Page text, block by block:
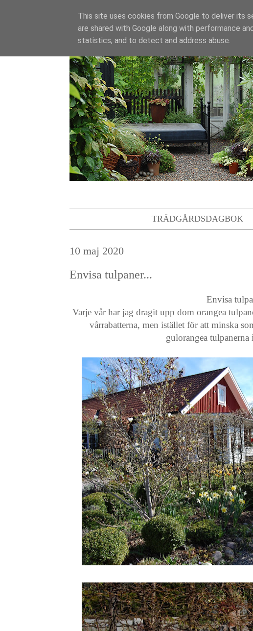
TRÄDGÅRDSDAGBOK
10 maj 2020
Envisa tulpaner...
Envisa
Varje vår har jag dragit upp dom orangea
vårrabatterna, men istället för att minska
gulorangea tulpanerna
This site uses cookies from Google to deliver its
are shared with Google along with performance
statistics, and to detect and address abuse.